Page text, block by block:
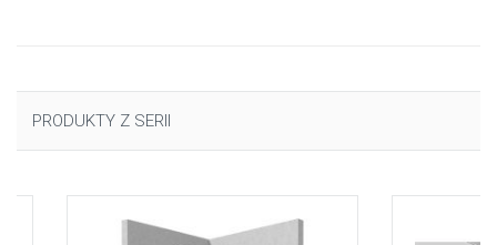
PRODUKTY Z SERII